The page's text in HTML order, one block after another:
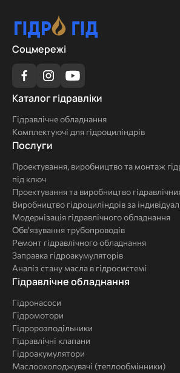
Соцмережі
Каталог
Каталог гідравліки
Гідравлічне обладнання
Комплектуючі для гідроциліндрів
Послуги
Послуги
Проектування, виробництво та монтаж
під ключ
Проектування та виробництво
Виробництво гідроциліндрів за
Модернізація гідравлічного обладнання
Обв'язування трубопроводів
Ремонт гідравлічного обладнання
Заправка гідроакумуляторів
Аналіз стану масла в гідросистемі
Комплексні
Гідравлічне обладнання
Гідронасоси
Гідромотори
Гідророзподільники
Гідравлічні клапани
Гідроакумулятори
Маслоохолоджувачі (теплообмінники)